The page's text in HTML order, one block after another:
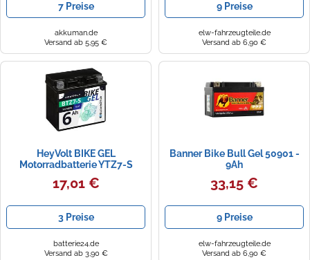
7 Preise
akkuman.de
Versand ab 5,95 €
9 Preise
elw-fahrzeugteile.de
Versand ab 6,90 €
HeyVolt BIKE GEL
Motorradbatterie YTZ7-S
50616 12V 6Ah
17,01 €
3 Preise
batterie24.de
Versand ab 3,90 €
Banner Bike Bull Gel 50901 -
9Ah
33,15 €
9 Preise
elw-fahrzeugteile.de
Versand ab 6,90 €